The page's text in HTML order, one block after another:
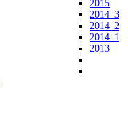
2015
2014_3
2014_2
2014_1
2013